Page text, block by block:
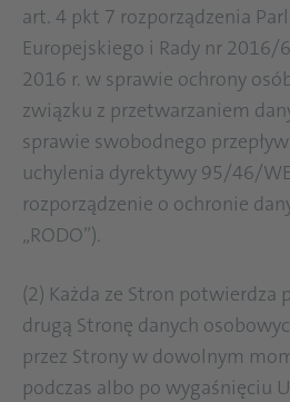
art. 4 pkt 7 rozporządzenia
Europejskiego i Rady nr
2016 r. w sprawie ochrony
związku z przetwarzaniem
sprawie swobodnego
uchylenia dyrektywy 95/46/
rozporządzenie o ochronie
„RODO”).
(2) Każda ze Stron potwierdza
drugą Stronę danych
przez Strony w dowolnym
podczas albo po wygaśnięciu